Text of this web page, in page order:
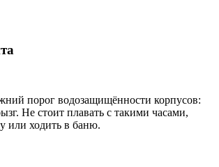
порог водозащищённости корпусов:
Не стоит плавать с такими часами,
или ходить в баню.